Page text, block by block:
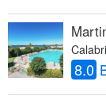
8.0